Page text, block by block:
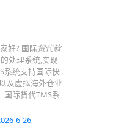
好? 国际 货代软
处理系统,实现
系统支持国际快
及虚拟海外仓业
国际货代TMS系
6-26